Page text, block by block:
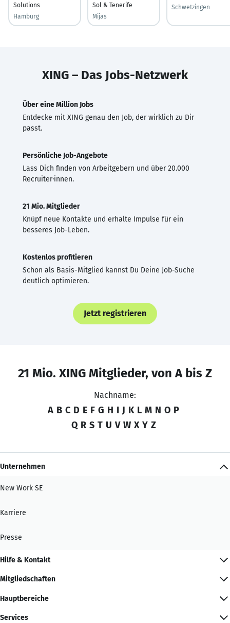
Solutions
Hamburg
Sol & Tenerife
Mijas
Schwetzingen
XING – Das Jobs-Netzwerk
Über eine Million Jobs
Entdecke mit XING genau den Job, der wirklich zu Dir
passt.
Persönliche Job-Angebote
Lass Dich finden von Arbeitgebern und über 20.000
Recruiter·innen.
21 Mio. Mitglieder
Knüpf neue Kontakte und erhalte Impulse für ein
besseres Job-Leben.
Kostenlos profitieren
Schon als Basis-Mitglied kannst Du Deine Job-Suche
deutlich optimieren.
Jetzt registrieren
21 Mio. XING Mitglieder, von A bis Z
Nachname:
A B C D E F G H I J K L M N O P
Q R S T U V W X Y Z
Unternehmen
New Work SE
Karriere
Presse
Hilfe & Kontakt
Mitgliedschaften
Hauptbereiche
Services